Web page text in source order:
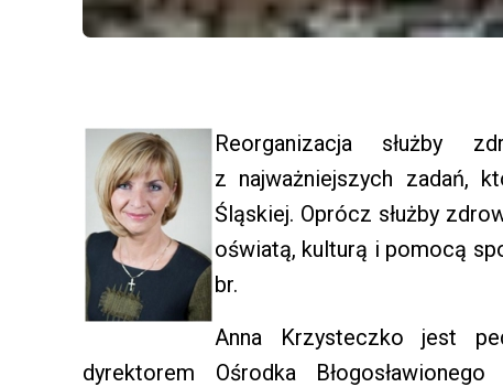
Reorganizacja
z najważniejszych zadań,
Śląskiej. Oprócz służby
oświatą, kulturą i pomocą
br.
Anna Krzysteczko jest
dyrektorem Ośrodka